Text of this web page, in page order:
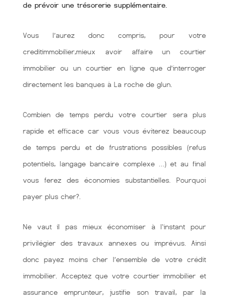
de prévoir une trésorerie supplémentaire.
Vous l’aurez donc compris, pour votre
creditimmobilier,mieux avoir affaire un courtier
immobilier ou un courtier en ligne que d’interroger
directement les banques à La roche de glun.
Combien de temps perdu votre courtier sera plus
rapide et efficace car vous vous éviterez beaucoup
de temps perdu et de frustrations possibles (refus
potentiels, langage bancaire complexe …) et au final
vous ferez des économies substantielles. Pourquoi
payer plus cher?.
Ne vaut il pas mieux économiser à l'instant pour
privilégier des travaux annexes ou imprévus. Ainsi
donc payez moins cher l’ensemble de votre crédit
immobilier. Acceptez que votre courtier immobilier et
assurance emprunteur, justifie son travail, par la